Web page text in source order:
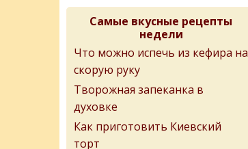
Самые вкусные рецепты
недели
Что можно испечь из кефира на
скорую руку
Творожная запеканка в
духовке
Как приготовить Киевский
торт